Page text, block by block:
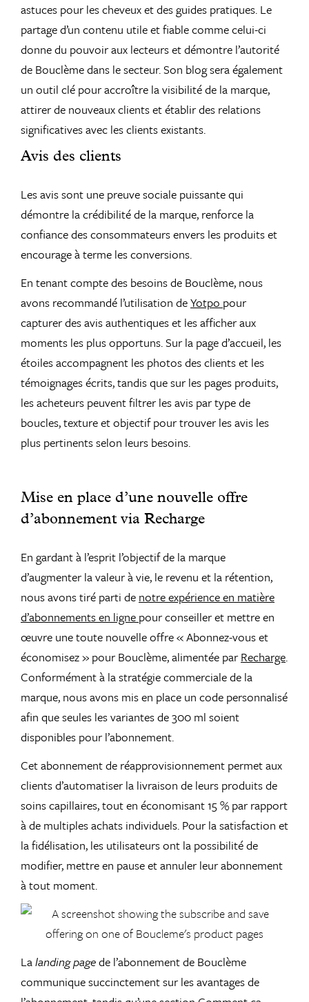
astuces pour les cheveux et des guides pratiques. Le
partage d’un contenu utile et fiable comme celui-ci
donne du pouvoir aux lecteurs et démontre l’autorité
de Bouclème dans le secteur. Son blog sera également
un outil clé pour accroître la visibilité de la marque,
attirer de nouveaux clients et établir des relations
significatives avec les clients existants.
Avis des clients
Les avis sont une preuve sociale puissante qui
démontre la crédibilité de la marque, renforce la
confiance des consommateurs envers les produits et
encourage à terme les conversions.
En tenant compte des besoins de Bouclème, nous
avons recommandé l’utilisation deYotpo pour
capturer des avis authentiques et les afficher aux
moments les plus opportuns. Sur la page d’accueil, les
étoiles accompagnent les photos des clients et les
témoignages écrits, tandis que sur les pages produits,
les acheteurs peuvent filtrer les avis par type de
boucles, texture et objectif pour trouver les avis les
plus pertinents selon leurs besoins.
Mise en place d’une nouvelle offre
d’abonnement via Recharge
En gardant à l’esprit l’objectif de la marque
d’augmenter la valeur à vie, le revenu et la rétention,
nous avons tiré parti de notre expérience en matière
d’abonnements en ligne pour conseiller et mettre en
œuvre une toute nouvelle offre « Abonnez-vous et
économisez » pour Bouclème, alimentée parRecharge.
Conformément à la stratégie commerciale de la
marque, nous avons mis en place un code personnalisé
afin que seules les variantes de 300 ml soient
disponibles pour l’abonnement.
Cet abonnement de réapprovisionnement permet aux
clients d’automatiser la livraison de leurs produits de
soins capillaires, tout en économisant 15 % par rapport
à de multiples achats individuels. Pour la satisfaction et
la fidélisation, les utilisateurs ont la possibilité de
modifier, mettre en pause et annuler leur abonnement
à tout moment.
Lalanding pagede l’abonnement de Bouclème
communique succinctement sur les avantages de